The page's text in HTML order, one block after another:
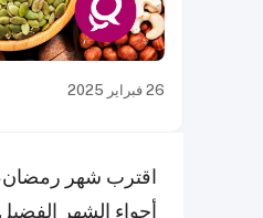
26 فبراير 2025
اقترب شهر
أجواء الشهر